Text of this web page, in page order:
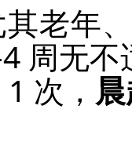
其老年
周无
次，